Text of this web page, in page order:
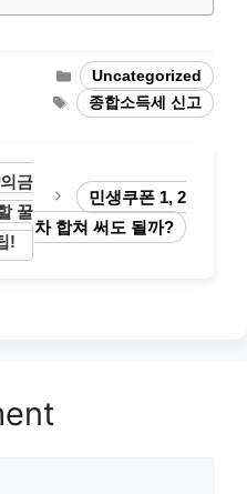
Categories
Uncategorized
Tags종합소득세 신고
금
꿀
!
민생쿠폰 1, 2
차 합쳐 써도 될까?